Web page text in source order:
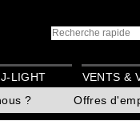
? Offres
LIGHT VENTS &